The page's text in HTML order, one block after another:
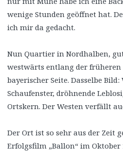
wenige Stunden geöffnet hat.
ich mir da gedacht.
Nun Quartier in Nordhalben,
westwärts entlang der früheren
bayerischer Seite. Dasselbe
Schaufenster, dröhnende
Ortskern. Der Westen verfällt
Der Ort ist so sehr aus der Zeit
Erfolgsfilm „Ballon“ im Oktober